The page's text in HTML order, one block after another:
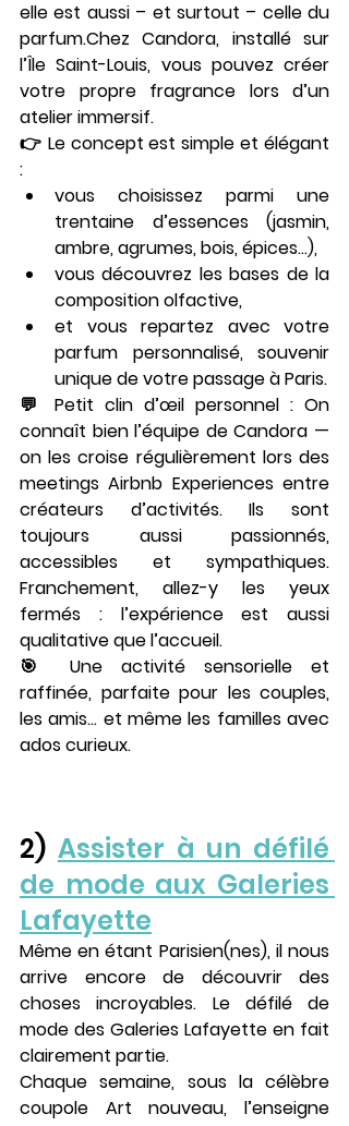
parfum.Chez Candora, installé sur
l’Île Saint-Louis, vous pouvez créer
votre propre fragrance lors d’un
atelier immersif.
👉 Le concept est simple et élégant
:
vous choisissez parmi une
trentaine d’essences (jasmin,
ambre, agrumes, bois, épices…),
vous découvrez les bases de la
composition olfactive,
et vous repartez avec votre
parfum personnalisé, souvenir
unique de votre passage à Paris.
💬 Petit clin d’œil personnel : On
connaît bien l’équipe de Candora —
meetings Airbnb Experiences entre
toujours aussi passionnés,
accessibles et sympathiques.
Franchement, allez-y les yeux
fermés : l’expérience est aussi
qualitative que l’accueil.
🎯 Une activité sensorielle et
raffinée, parfaite pour les couples,
les amis… et même les familles avec
ados curieux.
2) Assister à un défilé
de mode aux Galeries
Lafayette
Même en étant Parisien(nes), il nous
arrive encore de découvrir des
choses incroyables. Le défilé de
mode des Galeries Lafayette en fait
clairement partie.
Chaque semaine, sous la célèbre
coupole Art nouveau, l’enseigne